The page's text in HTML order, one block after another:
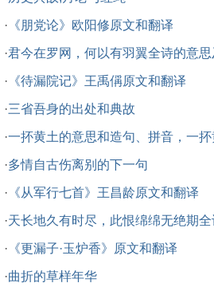
· 《朋党论》欧阳修原文和翻译
·君今在罗网，何以有羽翼全诗的意
· 《待漏院记》王禹偁原文和翻译
·三省吾身的出处和典故
·一抔黄土的意思和造句、拼音，一
·多情自古伤离别的下一句
· 《从军行七首》王昌龄原文和翻译
·天长地久有时尽，此恨绵绵无绝期
· 《更漏子·玉炉香》原文和翻译
·曲折的草样年华